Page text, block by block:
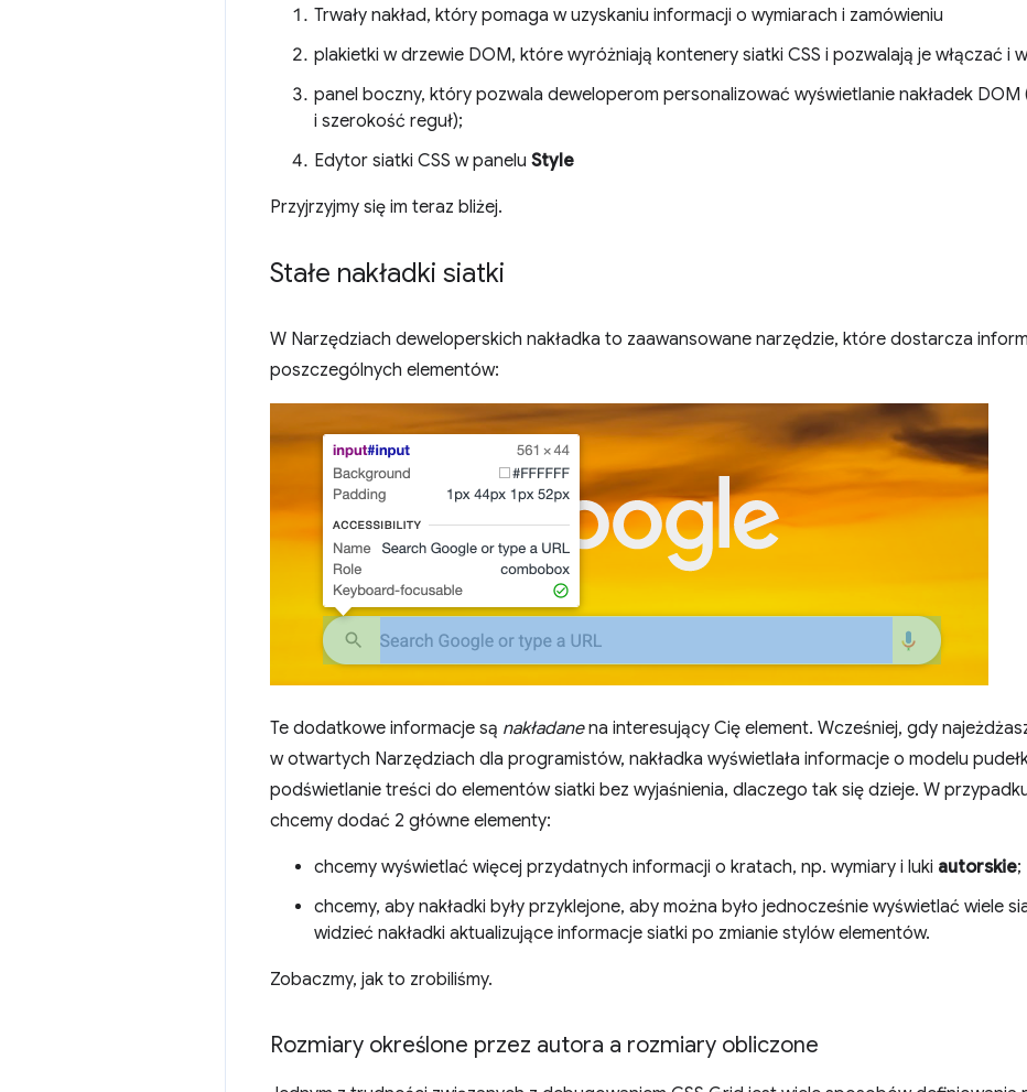
Trwały nakład, który pomaga w uzyskaniu informacji o wymiarach i zamówieniu
plakietki w drzewie DOM, które wyróżniają kontenery siatki CSS i pozwalają je włączać i
panel boczny, który pozwala deweloperom personalizować wyświetlanie nakładek DOM
i szerokość reguł);
Edytor siatki CSS w panelu Style
Przyjrzyjmy się im teraz bliżej.
Stałe nakładki siatki
W Narzędziach deweloperskich nakładka to zaawansowane narzędzie, które dostarcza
poszczególnych elementów:
Te dodatkowe informacje są nakładanena interesujący Cię element. Wcześniej, gdy
w otwartych Narzędziach dla programistów, nakładka wyświetlała informacje o modelu
podświetlanie treści do elementów siatki bez wyjaśnienia, dlaczego tak się dzieje. W
chcemy dodać 2 główne elementy:
chcemy wyświetlać więcej przydatnych informacji o kratach, np. wymiary i luki autorskie;
chcemy, aby nakładki były przyklejone, aby można było jednocześnie wyświetlać wiele
widzieć nakładki aktualizujące informacje siatki po zmianie stylów elementów.
Zobaczmy, jak to zrobiliśmy.
Rozmiary określone przez autora a rozmiary obliczone